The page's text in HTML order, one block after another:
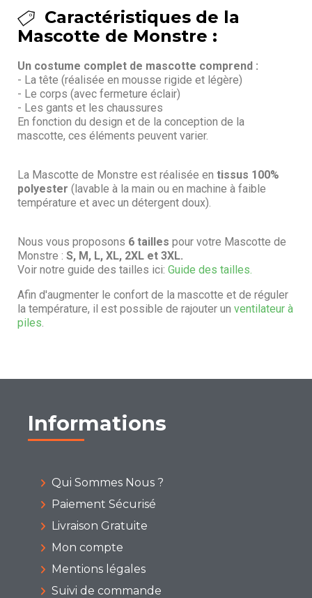
Caractéristiques de la
Mascotte de Monstre :
Un costume complet de mascotte comprend :
- La tête (réalisée en mousse rigide et légère)
- Le corps (avec fermeture éclair)
- Les gants et les chaussures
En fonction du design et de la conception de la
mascotte, ces éléments peuvent varier.
La Mascotte de Monstre est réalisée en tissus 100%
polyester (lavable à la main ou en machine à faible
température et avec un détergent doux).
Nous vous proposons 6 tailles pour votre Mascotte de
Monstre : S, M, L, XL, 2XL et 3XL.
Voir notre guide des tailles ici: Guide des tailles.
Afin d'augmenter le confort de la mascotte et de réguler
la température, il est possible de rajouter un ventilateur à
piles.
Informations
Qui Sommes Nous ?
Paiement Sécurisé
Livraison Gratuite
Mon compte
Mentions légales
Suivi de commande